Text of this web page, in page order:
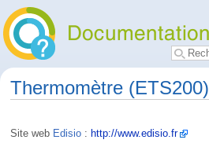
Thermomètre (ETS200)
Site web Edisio: http://www.edisio.fr